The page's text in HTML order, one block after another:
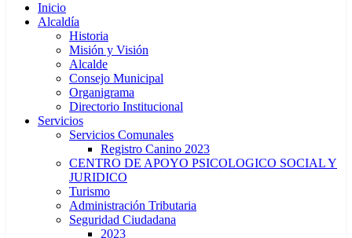
Inicio
Alcaldía
Historia
Misión y Visión
Alcalde
Consejo Municipal
Organigrama
Directorio Institucional
Servicios
Servicios Comunales
Registro Canino 2023
CENTRO DE APOYO PSICOLOGICO SOCIAL Y
JURIDICO
Turismo
Administración Tributaria
Seguridad Ciudadana
2023